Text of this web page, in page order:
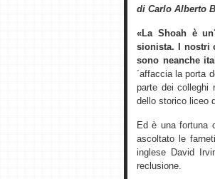
di Carlo Alberto
«La Shoah è
sionista. I nostri
sono neanche
´affaccia la porta
parte dei colleghi
dello storico liceo
Ed è una fortuna
ascoltato le
inglese David
reclusione.